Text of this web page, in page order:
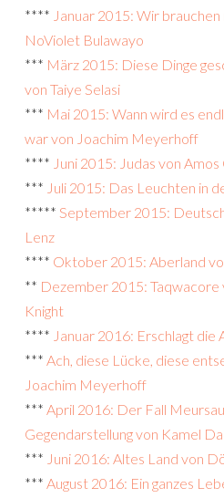
**** Januar 2015: Wir
NoViolet Bulawayo
*** März 2015: Diese Dinge
von Taiye Selasi
*** Mai 2015: Wann wird es
war von Joachim Meyerhoff
**** Juni 2015: Judas von Amos
*** Juli 2015: Das Leuchten in
***** September 2015:
Lenz
**** Oktober 2015: Aberland
** Dezember 2015:
Knight
**** Januar 2016: Erschlagt die
*** Ach, diese Lücke, diese
Joachim Meyerhoff
*** April 2016: Der Fall
Gegendarstellung von Kamel
*** Juni 2016: Altes Land von
*** August 2016: Ein ganzes